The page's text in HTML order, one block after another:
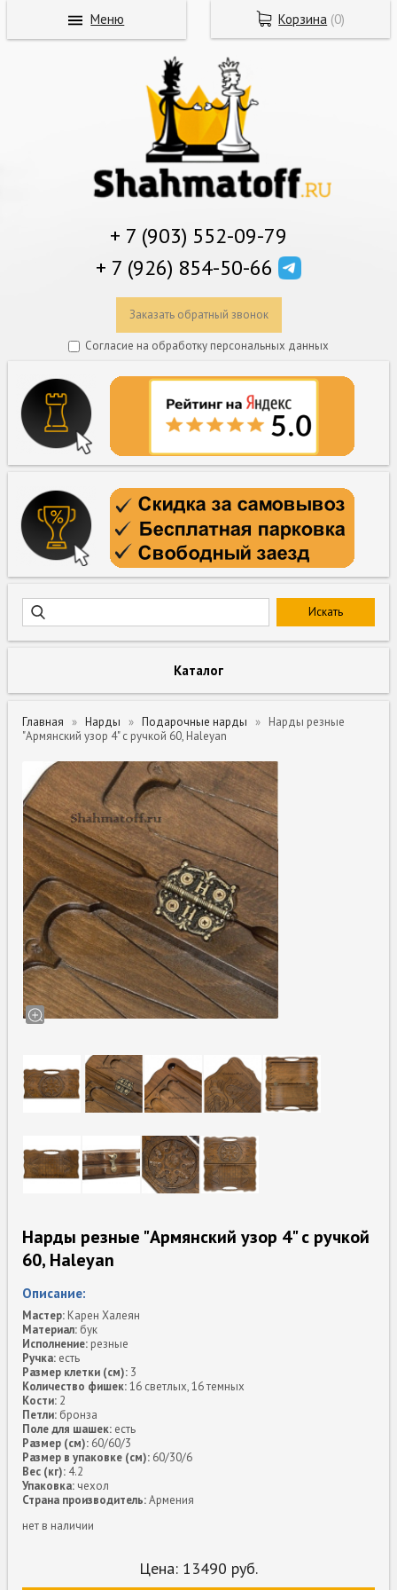
+ 7 (903) 552-09-79
+ 7 (926) 854-50-66
Заказать обратный звонок
Согласие на обработку персональных данных
Каталог
Главная Нарды Подарочные нарды
Нарды резные
"Армянский узор 4" с ручкой 60, Haleyan
Нарды резные "Армянский узор 4" с ручкой
60, Haleyan
Описание:
Мастер: Карен Халеян
Материал: бук
Исполнение: резные
Ручка: есть
Размер клетки (см): 3
Количество фишек:16 светлых, 16 темных
Кости: 2
Петли: бронза
Поле для шашек: есть
Размер (см): 60/60/3
Размер в упаковке (см): 60/30/6
Вес (кг): 4.2
Упаковка: чехол
Страна производитель:Армения
нет в наличии
Цена: 13490 руб.
Корзина (0)
Меню